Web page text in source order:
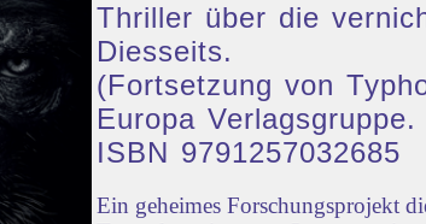
Thriller über die
Diesseits.
(Fortsetzung von
Europa Verlagsgruppe.
ISBN 9791257032685
Ein geheimes Forschungsprojekt